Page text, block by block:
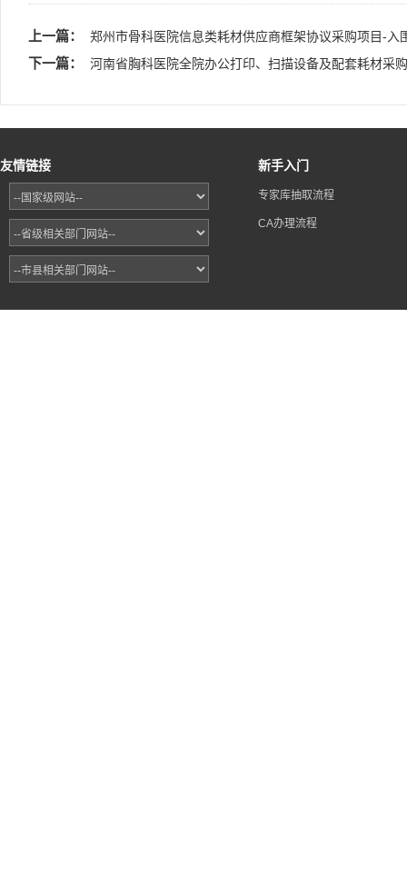
上一篇： 郑州市骨科医院信息类耗材供应商框架协议采购项目-入
下一篇： 河南省胸科医院全院办公打印、扫描设备及配套耗材采
友情链接 新手入门
专家库抽取流程
CA办理流程